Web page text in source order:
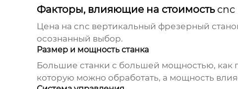
Факторы, влияющие на стоимость cnc
Цена на cnc вертикальный фрезерный
осознанный выбор.
Размер и мощность станка
Большие станки с большей мощностью, как
которую можно обработать, а мощность